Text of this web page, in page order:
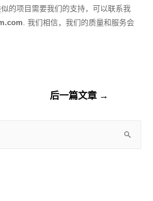
的项目需要我们的支持，可以联系我
. 我们相信，我们的质量和服务会
后一篇文章 →